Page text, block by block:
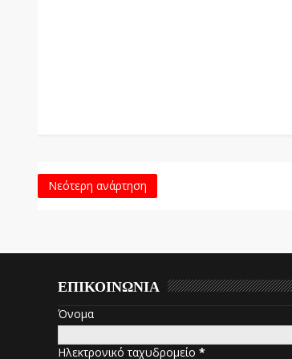
Νεότερη ανάρτηση
ΕΠΙΚΟΙΝΩΝΙΑ
Όνομα
Ηλεκτρονικό ταχυδρομείο *